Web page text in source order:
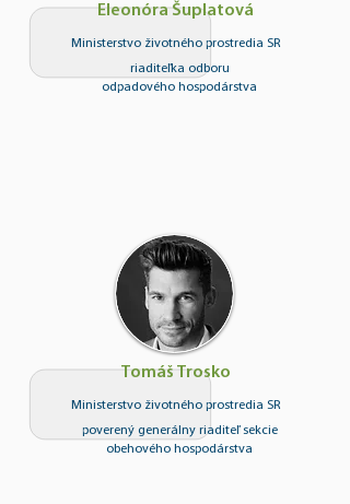
Eleonóra Šuplatová
Ministerstvo životného prostredia SR
riaditeľka odboru
odpadového hospodárstva
Tomáš Trosko
Ministerstvo životného prostredia SR
poverený generálny riaditeľ sekcie
obehového hospodárstva